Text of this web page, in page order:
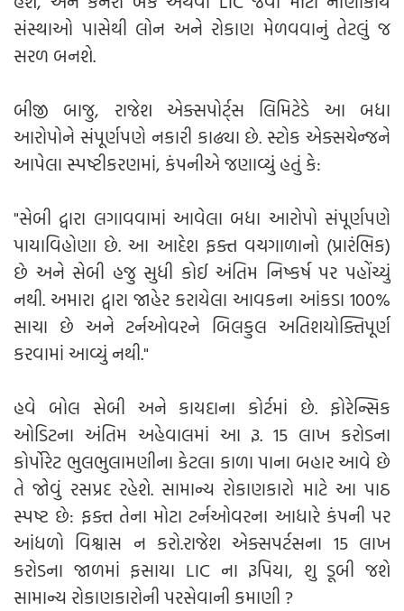
સંસ્થાઓ પાસેથી લોન અને રોકાણ મેળવવાનું તેટલું જ
સરળ બનશે.
બીજી બાજુ, રાજેશ એક્સપોર્ટ્સ લિમિટેડે આ બધા
આરોપોને સંપૂર્ણપણે નકારી કાઢ્યા છે. સ્ટોક એક્સચેન્જને
આપેલા સ્પષ્ટીકરણમાં, કંપનીએ જણાવ્યું હતું કે:
"સેબી દ્વારા લગાવવામાં આવેલા બધા આરોપો સંપૂર્ણપણે
પાયાવિહોણા છે. આ આદેશ ફક્ત વચગાળાનો (પ્રારંભિક)
છે અને સેબી હજુ સુધી કોઈ અંતિમ નિષ્કર્ષ પર પહોંચ્યું
નથી. અમારા દ્વારા જાહેર કરાયેલા આવકના આંકડા 100%
સાચા છે અને ટર્નઓવરને બિલકુલ અતિશયોક્તિપૂર્ણ
કરવામાં આવ્યું નથી."
હવે બોલ સેબી અને કાયદાના કોર્ટમાં છે. ફોરેન્સિક
ઓડિટના અંતિમ અહેવાલમાં આ રૂ. 15 લાખ કરોડના
કોર્પોરેટ ભુલભુલામણીના કેટલા કાળા પાના બહાર આવે છે
તે જોવું રસપ્રદ રહેશે. સામાન્ય રોકાણકારો માટે આ પાઠ
સ્પષ્ટ છે: ફક્ત તેના મોટા ટર્નઓવરના આધારે કંપની પર
આંધળો વિશ્વાસ ન કરો.રાજેશ એક્સપર્ટસના 15 લાખ
કરોડના જાળમાં ફસાયા LIC ના રૂપિયા, શુ ડૂબી જશે
સામાન્ય રોકાણકારોની પરસેવાની કમાણી ?